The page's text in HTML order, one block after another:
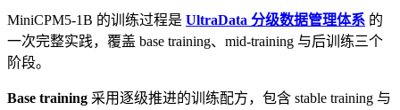
MiniCPM5-1B 的训练过程是 UltraData 分级数据管理体系 的
一次完整实践，覆盖 base training、mid-training 与后训练三个
阶段。
Base training 采用逐级推进的训练配方，包含 stable training 与